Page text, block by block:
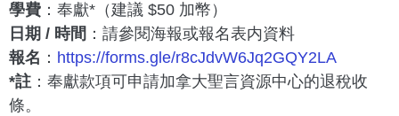
學費 ：奉獻*（建議 $50 加幣）
日期 / 時間 ：請參閱海報或報名表内資料
報名 ： https://forms.gle/r8cJdvW6Jq2GQY2LA
*註 ：奉獻款項可申請加拿大聖言資源中心的退稅收
條。